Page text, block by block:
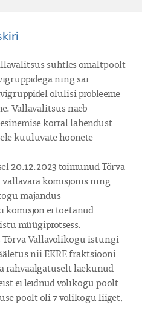
suhtles omaltpoolt
ning sai
olulisi probleeme
Vallavalitsus näeb
korral lahendust
kuuluvate hoonete
20.12.2023 toimunud Tõrva
komisjonis ning
majandus-
komisjon ei toetanud
müügiprotsess.
Tõrva Vallavolikogu istungi
nii EKRE fraktsiooni
rahvaalgatuselt laekunud
ei leidnud volikogu poolt
poolt oli 7 volikogu liiget,